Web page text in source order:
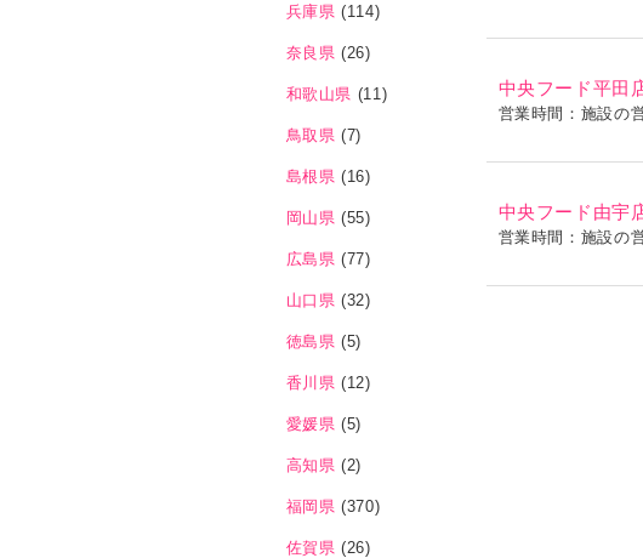
中央フード平田
営業時間：施設の
中央フード由宇
営業時間：施設の
兵庫県 (114)
奈良県 (26)
和歌山県 (11)
鳥取県 (7)
島根県 (16)
岡山県 (55)
広島県 (77)
山口県 (32)
徳島県 (5)
香川県 (12)
愛媛県 (5)
高知県 (2)
福岡県 (370)
佐賀県 (26)